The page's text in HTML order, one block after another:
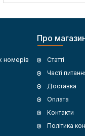
номерів
Про
Статті
Часті
Доставка
Оплата
Контакти
Політика